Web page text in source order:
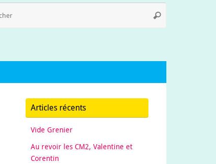
Rechercher
Articles récents
Vide Grenier
Au revoir les CM2, Valentine et
Corentin